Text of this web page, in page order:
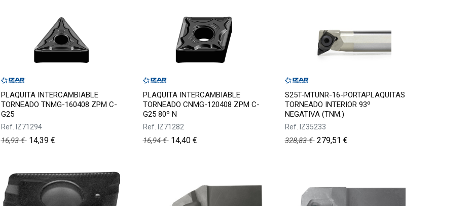
PLAQUITA INTERCAMBIABLE
TORNEADO TNMG-160408 ZPM C-
G25
Ref. IZ71294
16,93€ 14,39€
PLAQUITA INTERCAMBIABLE
TORNEADO CNMG-120408 ZPM C-
G25 80º N
Ref. IZ71282
16,94€ 14,40€
S25T-MTUNR-16-PORTAPLAQUITAS
TORNEADO INTERIOR 93º
NEGATIVA (TNM.)
Ref. IZ35233
328,83€ 279,51 €